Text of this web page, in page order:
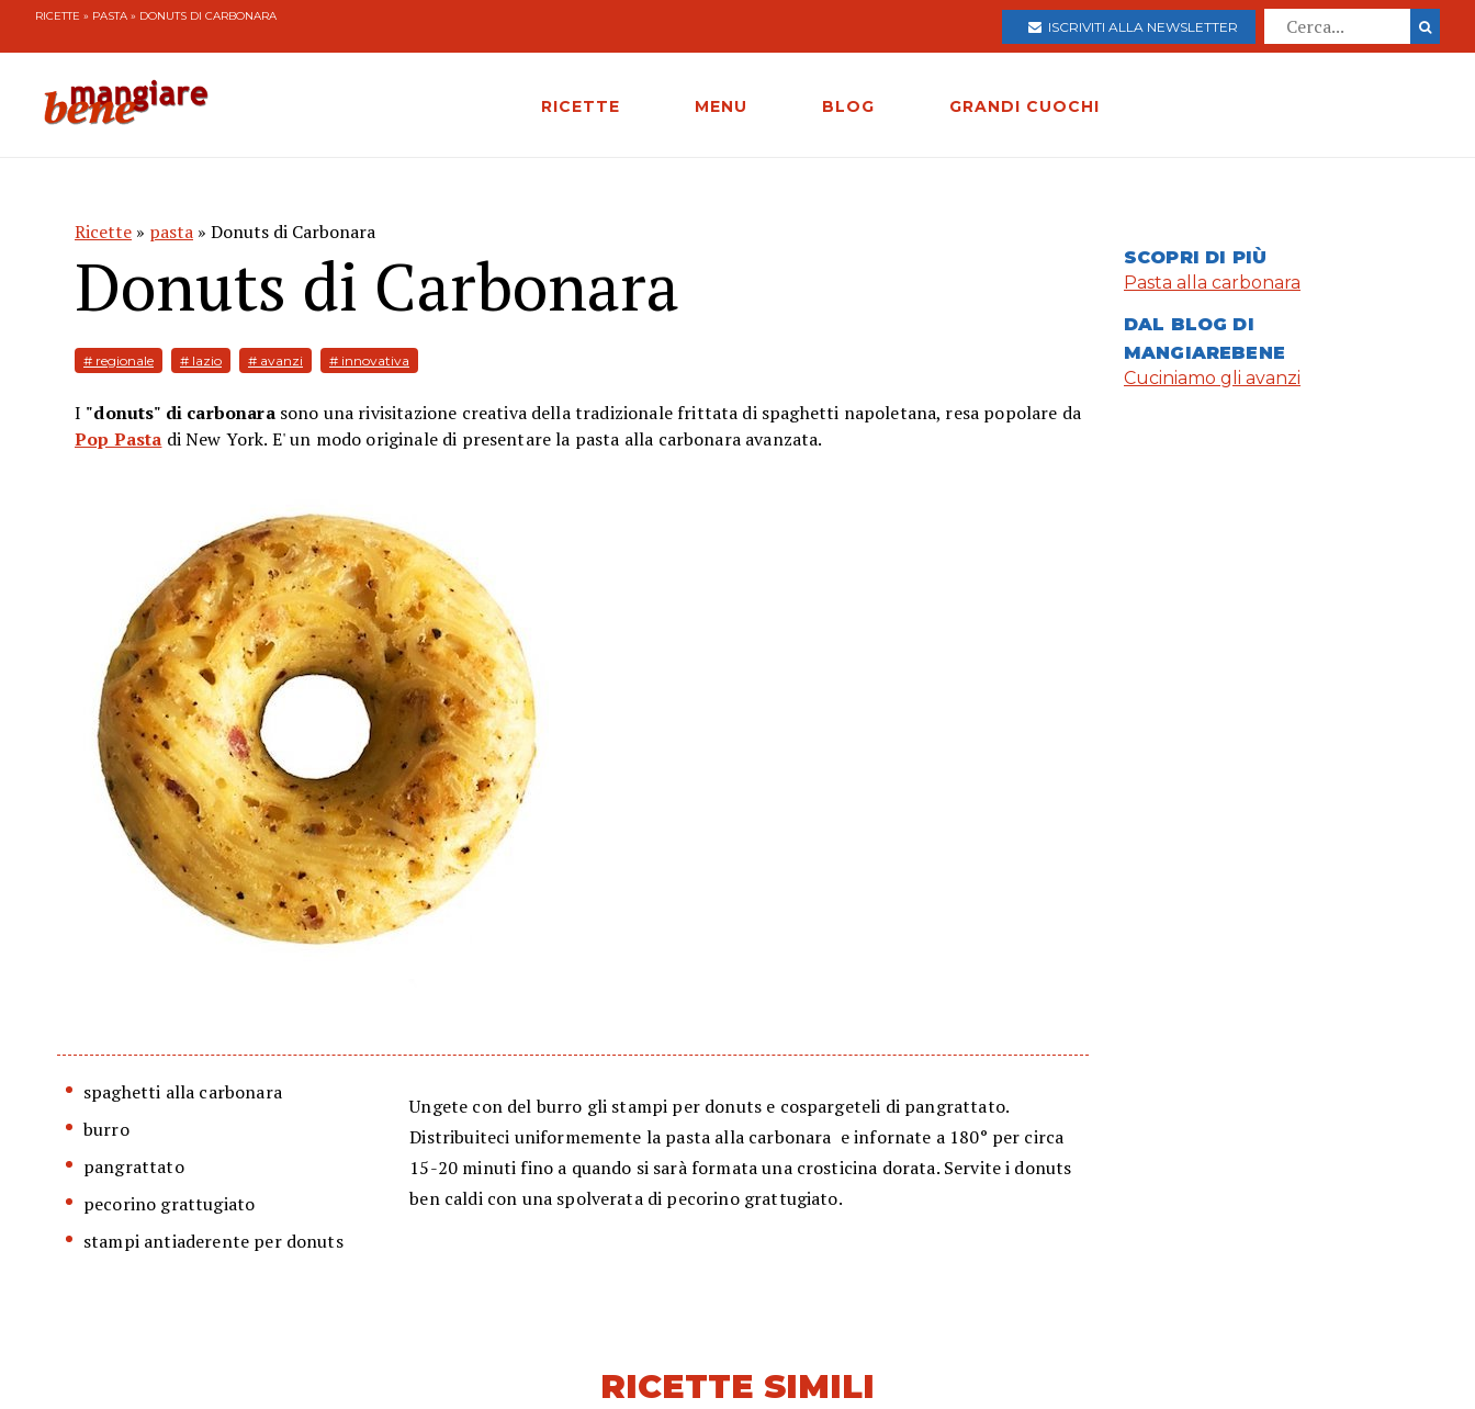
RICETTE » PASTA » DONUTS DI CARBONARA
ISCRIVITI ALLA NEWSLETTER
RICETTE MENU BLOG GRANDI CUOCHI
Ricette » pasta » Donuts di Carbonara
Donuts di Carbonara
# regionale # lazio # avanzi # innovativa
​I "donuts" di carbonarasono una rivisitazione creativa della tradizionale frittata di spaghetti napoletana, resa popolare da
Pop Pasta di New York. E' un modo originale di presentare la pasta alla carbonara avanzata.
spaghetti alla carbonara
burro
pangrattato
pecorino grattugiato
stampi antiaderente per donuts
Ungete con del burro gli stampi per donuts e cospargeteli di pangrattato.
Distribuiteci uniformemente la pasta alla carbonara e infornate a 180° per circa
15-20 minuti fino a quando si sarà formata una crosticina dorata. Servite i donuts
ben caldi con una spolverata di pecorino grattugiato.
SCOPRI DI PIÙ
Pasta alla carbonara
DAL BLOG DI
MANGIAREBENE
Cuciniamo gli avanzi
RICETTE SIMILI